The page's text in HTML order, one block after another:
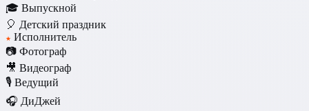
🎓 Выпускной
🎈 Детский праздник
★ Исполнитель
📷 Фотограф
🎥 Видеограф
🎙️ Ведущий
🎧 ДиДжей